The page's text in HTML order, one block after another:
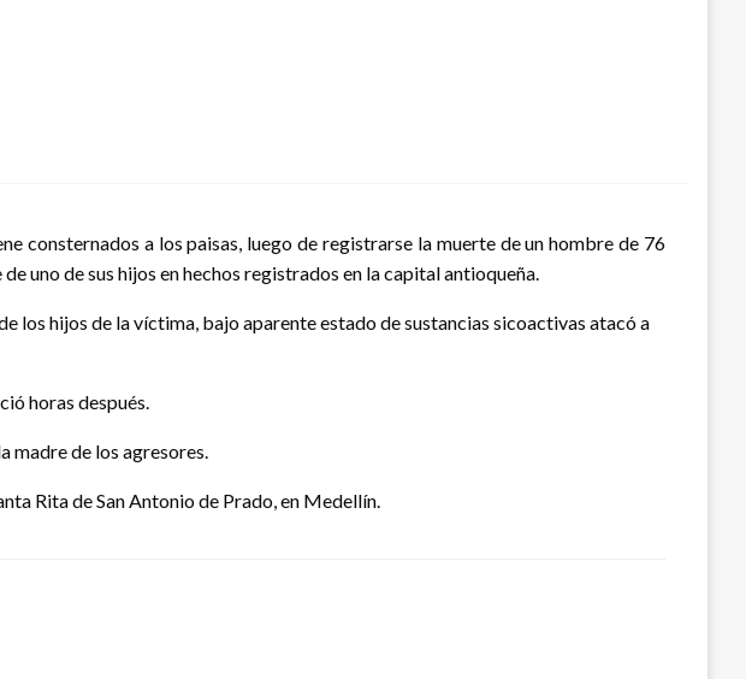
consternados a los paisas, luego de registrarse la muerte de un hombre de 76
uno de sus hijos en hechos registrados en la capital antioqueña.
los hijos de la víctima, bajo aparente estado de sustancias sicoactivas atacó a
horas después.
madre de los agresores.
Rita de San Antonio de Prado, en Medellín.